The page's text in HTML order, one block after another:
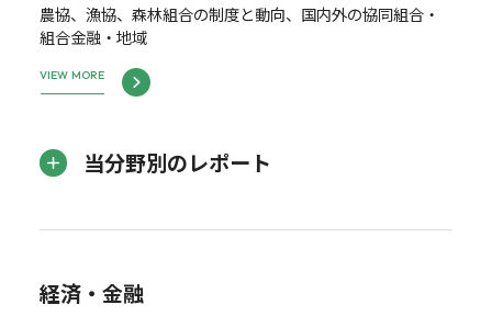
農協、漁協、森林組合の制度と動向、国内外の協同組合・
組合金融・地域
VIEW MORE
当分野別のレポート
経済・金融